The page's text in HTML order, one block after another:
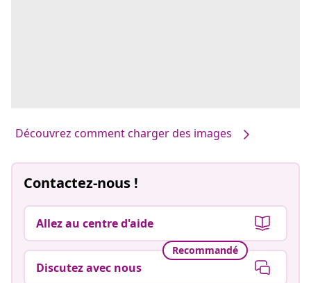
Découvrez comment charger des images
Contactez-nous !
Allez au centre d'aide
Recommandé
Discutez avec nous